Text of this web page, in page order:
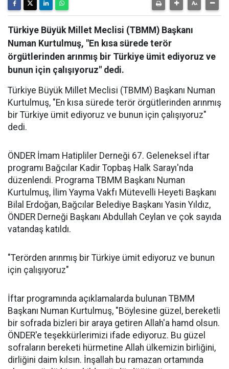
Türkiye Büyük Millet Meclisi (TBMM) Başkanı
Numan Kurtulmuş, "En kısa sürede terör
örgütlerinden arınmış bir Türkiye ümit ediyoruz ve
bunun için çalışıyoruz" dedi.
Türkiye Büyük Millet Meclisi (TBMM) Başkanı Numan
Kurtulmuş, "En kısa sürede terör örgütlerinden arınmış
bir Türkiye ümit ediyoruz ve bunun için çalışıyoruz"
dedi.
ÖNDER İmam Hatipliler Derneği 67. Geleneksel iftar
programı Bağcılar Kadir Topbaş Halk Sarayı'nda
düzenlendi. Programa TBMM Başkanı Numan
Kurtulmuş, İlim Yayma Vakfı Mütevelli Heyeti Başkanı
Bilal Erdoğan, Bağcılar Belediye Başkanı Yasin Yıldız,
ÖNDER Derneği Başkanı Abdullah Ceylan ve çok sayıda
vatandaş katıldı.
"Terörden arınmış bir Türkiye ümit ediyoruz ve bunun
için çalışıyoruz"
İftar programında açıklamalarda bulunan TBMM
Başkanı Numan Kurtulmuş, "Böylesine güzel, bereketli
bir sofrada bizleri bir araya getiren Allah'a hamd olsun.
ÖNDER'e teşekkürlerimizi ifade ediyoruz. Bu güzel
sofraların bereketi hürmetine Allah ülkemizin birliğini,
dirliğini daim kılsın. İnşallah bu ramazan ortamında